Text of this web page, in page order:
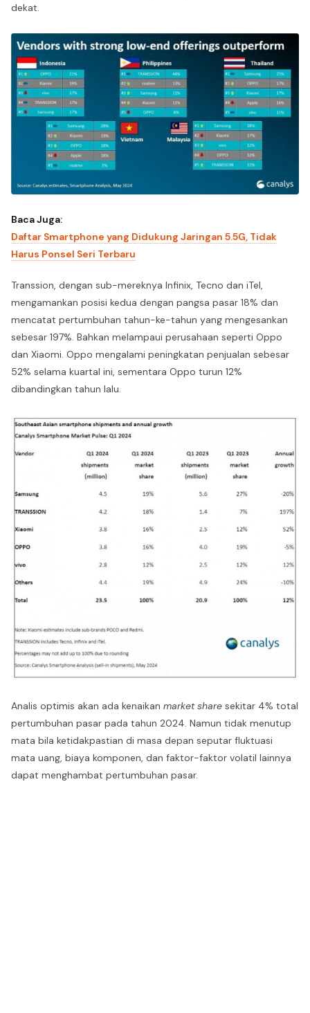
dekat.
Baca Juga:
Daftar Smartphone yang Didukung Jaringan 5.5G, Tidak
Harus Ponsel Seri Terbaru
Transsion, dengan sub-mereknya Infinix, Tecno dan iTel,
mengamankan posisi kedua dengan pangsa pasar 18% dan
mencatat pertumbuhan tahun-ke-tahun yang mengesankan
sebesar 197%. Bahkan melampaui perusahaan seperti Oppo
dan Xiaomi. Oppo mengalami peningkatan penjualan sebesar
52% selama kuartal ini, sementara Oppo turun 12%
dibandingkan tahun lalu.
Analis optimis akan ada kenaikan market share sekitar 4% total
pertumbuhan pasar pada tahun 2024. Namun tidak menutup
mata bila ketidakpastian di masa depan seputar fluktuasi
mata uang, biaya komponen, dan faktor-faktor volatil lainnya
dapat menghambat pertumbuhan pasar.